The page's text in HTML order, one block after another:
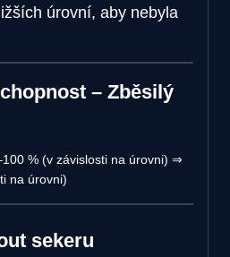
úrovní, aby nebyla
– Zběsilý
% (v závislosti na úrovni) ⇒
na úrovni)
sekeru